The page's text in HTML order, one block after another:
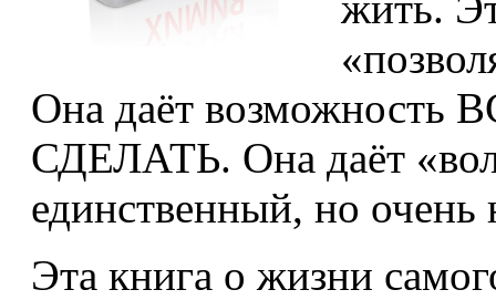
Она даёт возможность
СДЕЛАТЬ. Она даёт
единственный, но
Эта книга о жизни